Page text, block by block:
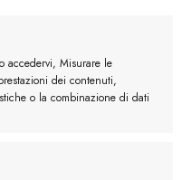
accedervi, Misurare le
dei contenuti,
o la combinazione di dati